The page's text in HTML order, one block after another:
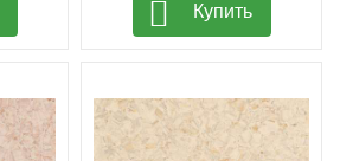
Купить